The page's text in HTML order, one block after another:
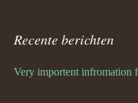
Recente berichten